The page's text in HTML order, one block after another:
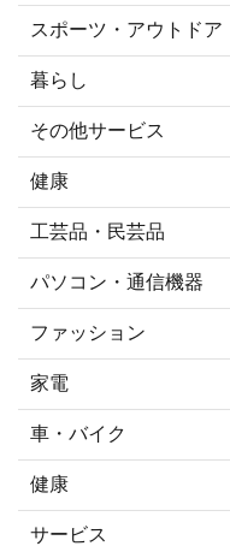
スポーツ・アウトドア
暮らし
その他サービス
健康
工芸品・民芸品
パソコン・通信機器
ファッション
家電
車・バイク
健康
サービス